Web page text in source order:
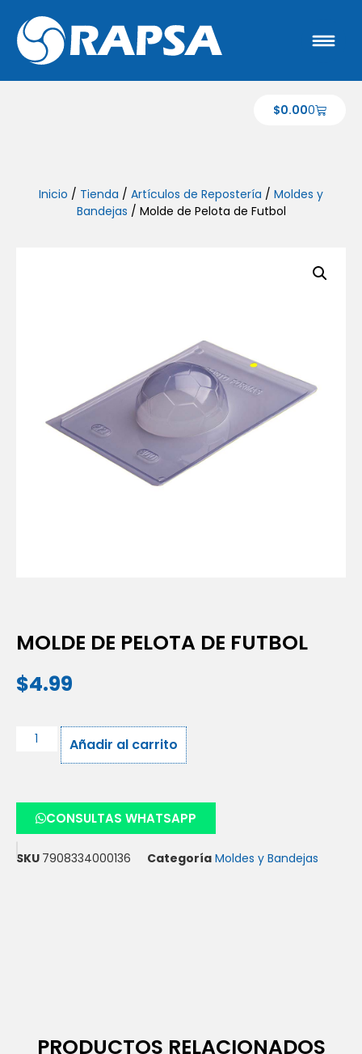
$0.000
Inicio / Tienda / Artículos de Repostería / Moldes y
Bandejas / Molde de Pelota de Futbol
MOLDE DE PELOTA DE FUTBOL
$4.99
Añadir al carrito
CONSULTAS WHATSAPP
SKU 7908334000136 Categoría Moldes y Bandejas
PRODUCTOS RELACIONADOS